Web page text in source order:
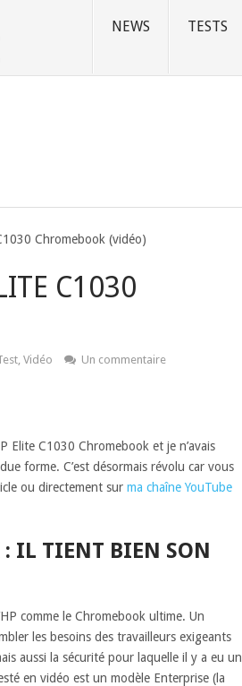
NEWS TESTS
Chromebook (vidéo)
C1030
, Vidéo Un commentaire
Elite C1030 Chromebook et je n’avais
forme. C’est désormais révolu car vous
ou directement sur ma chaîne YouTube
: IL TIENT BIEN SON
comme le Chromebook ultime. Un
les besoins des travailleurs exigeants
aussi la sécurité pour laquelle il y a eu un
en vidéo est un modèle Enterprise (la